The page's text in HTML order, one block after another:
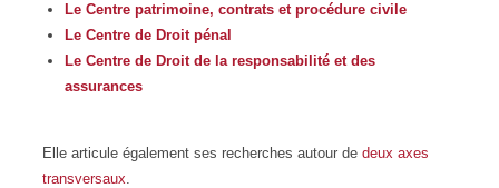
Le Centre patrimoine, contrats et procédure civile
Le Centre de Droit pénal
Le Centre de Droit de la responsabilité et des
assurances
Elle articule également ses recherches autour dedeux axes
transversaux